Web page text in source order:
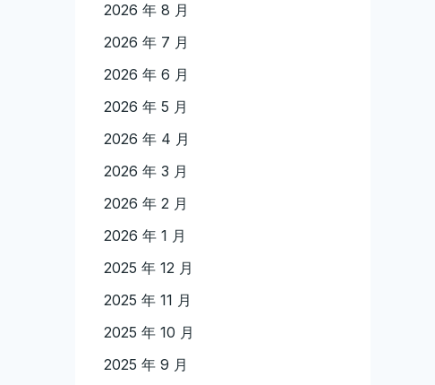
2026 年 8 月
2026 年 7 月
2026 年 6 月
2026 年 5 月
2026 年 4 月
2026 年 3 月
2026 年 2 月
2026 年 1 月
2025 年 12 月
2025 年 11 月
2025 年 10 月
2025 年 9 月